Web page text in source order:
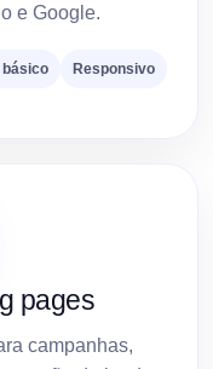
e Google.
básico Responsivo
pages
campanhas,